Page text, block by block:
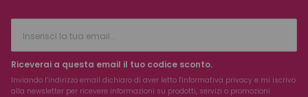
Riceverai a questa email il tuo codice sconto.
Inviando l’indirizzo email dichiaro di aver letto l'informativa privacy e mi iscrivo
alla newsletter per ricevere informazioni su prodotti, servizi o promozioni